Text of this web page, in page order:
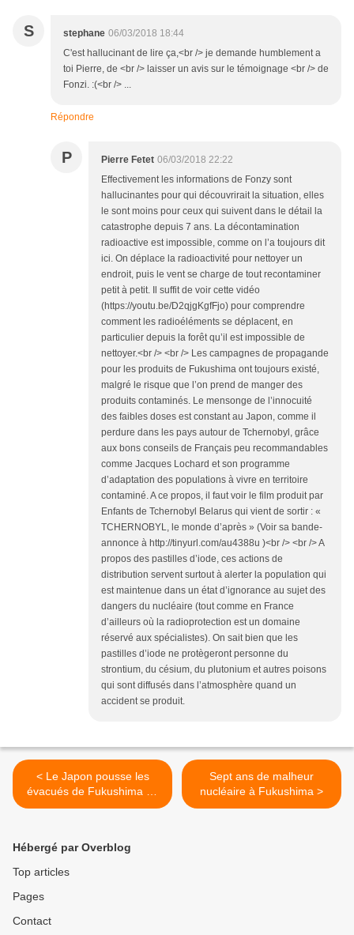
S stephane 06/03/2018 18:44
C'est hallucinant de lire ça,<br /> je demande humblement a
toi Pierre, de <br /> laisser un avis sur le témoignage <br /> de
Fonzi. :(<br /> ...
Répondre
P Pierre Fetet 06/03/2018 22:22
Effectivement les informations de Fonzy sont
hallucinantes pour qui découvrirait la situation, elles
le sont moins pour ceux qui suivent dans le détail la
catastrophe depuis 7 ans. La décontamination
radioactive est impossible, comme on l’a toujours dit
ici. On déplace la radioactivité pour nettoyer un
endroit, puis le vent se charge de tout recontaminer
petit à petit. Il suffit de voir cette vidéo
(https://youtu.be/D2qjgKgfFjo) pour comprendre
comment les radioéléments se déplacent, en
particulier depuis la forêt qu’il est impossible de
nettoyer.<br /> <br /> Les campagnes de propagande
pour les produits de Fukushima ont toujours existé,
malgré le risque que l’on prend de manger des
produits contaminés. Le mensonge de l’innocuité
des faibles doses est constant au Japon, comme il
perdure dans les pays autour de Tchernobyl, grâce
aux bons conseils de Français peu recommandables
comme Jacques Lochard et son programme
d’adaptation des populations à vivre en territoire
contaminé. A ce propos, il faut voir le film produit par
Enfants de Tchernobyl Belarus qui vient de sortir : «
TCHERNOBYL, le monde d’après » (Voir sa bande-
annonce à http://tinyurl.com/au4388u )<br /> <br /> A
propos des pastilles d’iode, ces actions de
distribution servent surtout à alerter la population qui
est maintenue dans un état d’ignorance au sujet des
dangers du nucléaire (tout comme en France
d’ailleurs où la radioprotection est un domaine
réservé aux spécialistes). On sait bien que les
pastilles d’iode ne protègeront personne du
strontium, du césium, du plutonium et autres poisons
qui sont diffusés dans l’atmosphère quand un
accident se produit.
< Le Japon pousse les
évacués de Fukushima au
retour. Ils n’y tiennent pas
Sept ans de malheur
nucléaire à Fukushima >
Hébergé par Overblog
Top articles
Pages
Contact